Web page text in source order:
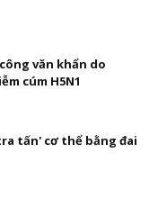
văn khẩn do
cúm H5N1
tấn' cơ thể bằng đai